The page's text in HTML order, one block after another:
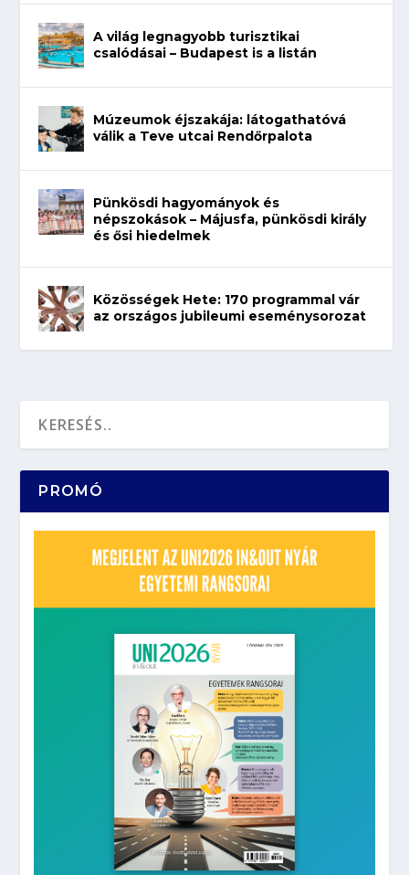
A világ legnagyobb turisztikai
csalódásai – Budapest is a listán
Múzeumok éjszakája: látogathatóvá
válik a Teve utcai Rendőrpalota
Pünkösdi hagyományok és
népszokások – Májusfa, pünkösdi király
és ősi hiedelmek
Közösségek Hete: 170 programmal vár
az országos jubileumi eseménysorozat
PROMÓ